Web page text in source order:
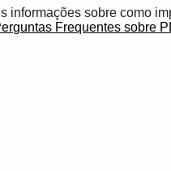
informações sobre como
Frequentes sobre